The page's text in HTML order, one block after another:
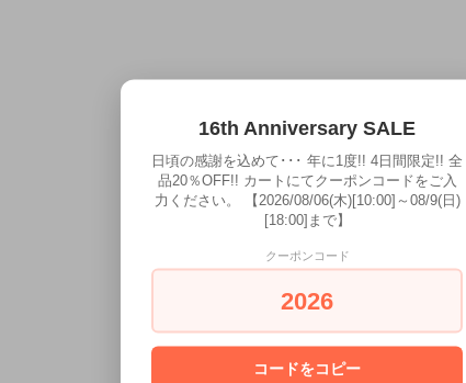
16th Anniversary SALE
日頃の感謝を込めて･･･ 年に1度!! 4日間限定!! 全
品20％OFF!! カートにてクーポンコードをご入
力ください。 【2026/08/06(木)[10:00]～08/9(日)
[18:00]まで】
クーポンコード
2026
コードをコピー